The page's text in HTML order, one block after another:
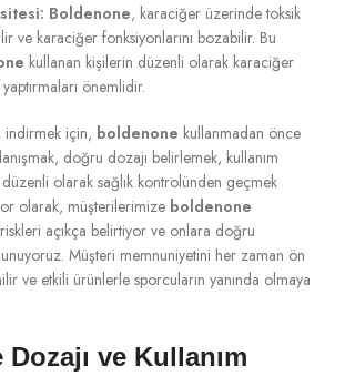
Boldenone, karaciğer üzerinde toksik
ve karaciğer fonksiyonlarını bozabilir. Bu
kullanan kişilerin düzenli olarak karaciğer
önemlidir.
indirmek için, boldenone kullanmadan önce
doğru dozajı belirlemek, kullanım
düzenli olarak sağlık kontrolünden geçmek
olarak, müşterilerimize boldenone
açıkça belirtiyor ve onlara doğru
Müşteri memnuniyetini her zaman ön
ve etkili ürünlerle sporcuların yanında olmaya
ve Kullanım